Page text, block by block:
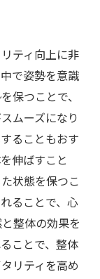
ティ向上に非
で姿勢を意識
保つことで、
ムーズになり
ることもおす
伸ばすこと
状態を保つこ
ることで、心
整体の効果を
ことで、整体
リティを高め